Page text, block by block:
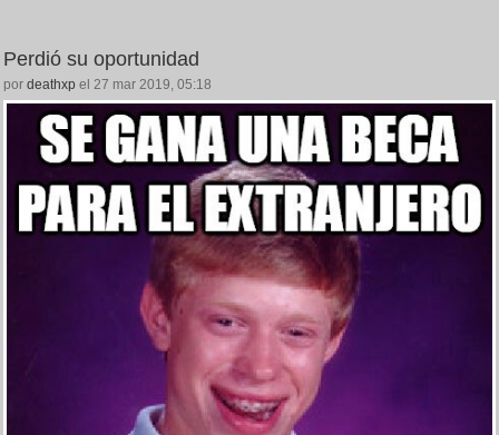
Perdió su oportunidad
por deathxp el 27 mar 2019, 05:18